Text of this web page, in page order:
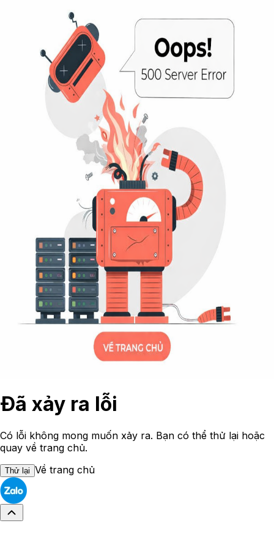
Đã xảy ra lỗi
Có lỗi không mong muốn xảy ra. Bạn có thể thử lại hoặc
quay về trang chủ.
Thử lại Về trang chủ